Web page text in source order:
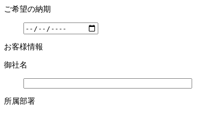
ご希望の納期
お客様情報
御社名
所属部署